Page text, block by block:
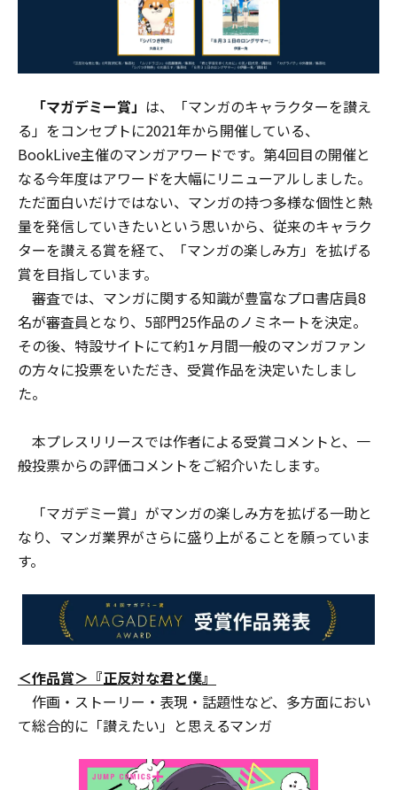
「マガデミー賞」 は、「マンガのキャラクターを讃え
る」をコンセプトに2021年から開催している、
BookLive主催のマンガアワードです。第4回目の開催と
なる今年度はアワードを大幅にリニューアルしました。
ただ面白いだけではない、マンガの持つ多様な個性と熱
量を発信していきたいという思いから、従来のキャラク
ターを讃える賞を経て、「マンガの楽しみ方」を拡げる
賞を目指しています。
審査では、マンガに関する知識が豊富なプロ書店員8
名が審査員となり、5部門25作品のノミネートを決定。
その後、特設サイトにて約1ヶ月間一般のマンガファン
の方々に投票をいただき、受賞作品を決定いたしまし
た。
本プレスリリースでは作者による受賞コメントと、一
般投票からの評価コメントをご紹介いたします。
「マガデミー賞」がマンガの楽しみ方を拡げる一助と
なり、マンガ業界がさらに盛り上がることを願っていま
す。
＜作品賞＞『正反対な君と僕』
作画・ストーリー・表現・話題性など、多方面におい
て総合的に「讃えたい」と思えるマンガ